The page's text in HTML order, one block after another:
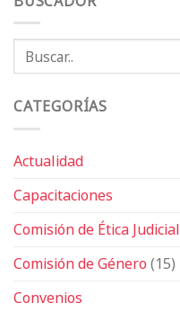
CATEGORÍAS
Actualidad
Capacitaciones
Comisión de Ética Judicial
Comisión de Género(15)
Convenios